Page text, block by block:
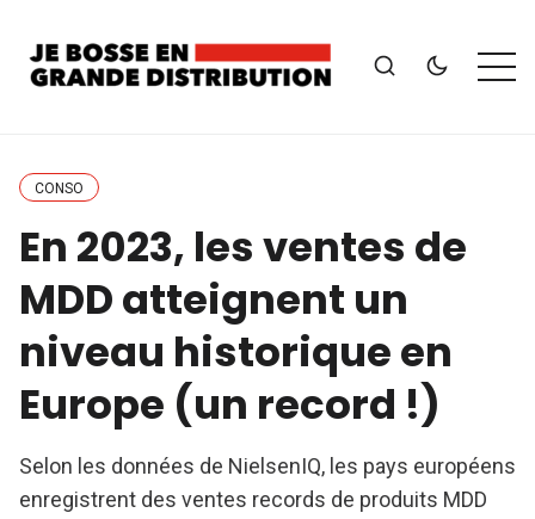
CONSO
En 2023, les ventes de
MDD atteignent un
niveau historique en
Europe (un record !)
Selon les données de NielsenIQ, les pays européens
enregistrent des ventes records de produits MDD